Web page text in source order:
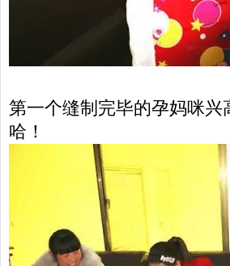
第一个缝制完毕的孕妈咪
哈！